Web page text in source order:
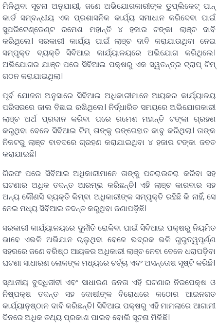
ମିଳିଥିବା ସୂଚନା ଅନୁଯାୟୀ, ଜଣେ ଅଭିଯୋଗକାରୀଙ୍କ ଡୁପ୍ଲିକେଟ୍ ପାନ୍
କାର୍ଡ ସମ୍ବନ୍ଧୀୟ ଏକ ପ୍ରଶାସନିକ କାର୍ଯ୍ୟ ସମାଧାନ କରିଦେବା ପାଇଁ
ସୁପରିଟେଣ୍ଡେଣ୍ଟ ରମେଶ ମହାନ୍ତି ୪ ହଜାର ଟଙ୍କା ଲାଞ୍ଚ ଦାବି
କରିଥିଲେ। ସରକାରୀ କାର୍ଯ୍ୟ ପାଇଁ ଲାଞ୍ଚ ଦାବି କରାଯାଉଥିବା ନେଇ
ସମ୍ପୃକ୍ତ ବ୍ୟକ୍ତି ସିବିଆଇ କାର୍ଯ୍ୟାଳୟରେ ଅଭିଯୋଗ କରିଥିଲେ।
ଅଭିଯୋଗର ଯାଞ୍ଚ ପରେ ସିବିଆଇ ପକ୍ଷରୁ ଏକ ସ୍ୱତନ୍ତ୍ର ଟ୍ରାପ୍ ଟିମ୍
ଗଠନ କରାଯାଇଥିଲା।
ପୂର୍ବ ଯୋଜନା ଅନୁସାରେ ସିବିଆଇ ଅଧିକାରୀମାନେ ଆୟକର କାର୍ଯ୍ୟାଳୟ
ପରିସରରେ ଜାଲ ବିଛାଇ ରଖିଥିଲେ। ନିର୍ଦ୍ଧାରିତ ସମୟରେ ଅଭିଯୋଗକାରୀ
ଲାଞ୍ଚ ଅର୍ଥ ପ୍ରଦାନ କରିବା ପରେ ରମେଶ ମହାନ୍ତି ଟଙ୍କା ଗ୍ରହଣ
କରୁଥିବା ବେଳେ ସିବିଆଇ ଟିମ୍ ତାଙ୍କୁ ରଙ୍ଗେହାତ କାବୁ କରିଥିଲା। ତାଙ୍କ
ନିକଟରୁ ଲାଞ୍ଚ ବାବଦରେ ଗ୍ରହଣ କରାଯାଇଥିବା ୪ ହଜାର ଟଙ୍କା ଜବତ
କରାଯାଇଛି।
ଗିରଫ ପରେ ସିବିଆଇ ଅଧିକାରୀମାନେ ତାଙ୍କୁ ପଚରାଉଚରା କରିବା ସହ
ଘଟଣାର ଅଧିକ ତଦନ୍ତ ଆରମ୍ଭ କରିଛନ୍ତି। ଏହି ଲାଞ୍ଚ କାରବାର ସହ
ଅନ୍ୟ କୌଣସି ବ୍ୟକ୍ତି କିମ୍ବା ଅଧିକାରୀଙ୍କ ସମ୍ପୃକ୍ତି ରହିଛି କି ନାହିଁ, ସେ
ନେଇ ମଧ୍ୟ ସିବିଆଇ ତଦନ୍ତ କରୁଥିବା ଜଣାପଡ଼ିଛି।
ସରକାରୀ କାର୍ଯ୍ୟାଳୟରେ ଦୁର୍ନୀତି ରୋକିବା ପାଇଁ ସିବିଆଇ ପକ୍ଷରୁ ନିୟମିତ
ଭାବେ ଏଭଳି ଅଭିଯାନ ଚାଲୁଥିବା ବେଳେ ଭଦ୍ରକ ଭଳି ଗୁରୁତ୍ୱପୂର୍ଣ୍ଣ
ସହରରେ ଜଣେ ବରିଷ୍ଠ ଆୟକର ଅଧିକାରୀ ଲାଞ୍ଚ ନେବା ବେଳେ ଧରାପଡ଼ିବା
ଘଟଣା ସାଧାରଣ ଲୋକଙ୍କ ମଧ୍ୟରେ ଚର୍ଚ୍ଚା ଏବଂ ଅସନ୍ତୋଷ ସୃଷ୍ଟି କରିଛି।
ସ୍ଥାନୀୟ ବୁଦ୍ଧିଜୀବୀ ଏବଂ ସାଧାରଣ ଜନତା ଏହି ଘଟଣାର ନିରପେକ୍ଷ ଓ
ନିଷ୍ପକ୍ଷ ତଦନ୍ତ ସହ ଦୋଷୀଙ୍କ ବିରୋଧରେ କଠୋର ଆଇନଗତ
କାର୍ଯ୍ୟାନୁଷ୍ଠାନ ଦାବି କରିଛନ୍ତି। ସିବିଆଇ ପକ୍ଷରୁ ଏହି ମାମଲାରେ ଆଗାମୀ
ଦିନରେ ଅଧିକ ତଥ୍ୟ ପ୍ରକାଶ ପାଇବ ବୋଲି ସୂଚନା ମିଳିଛି।